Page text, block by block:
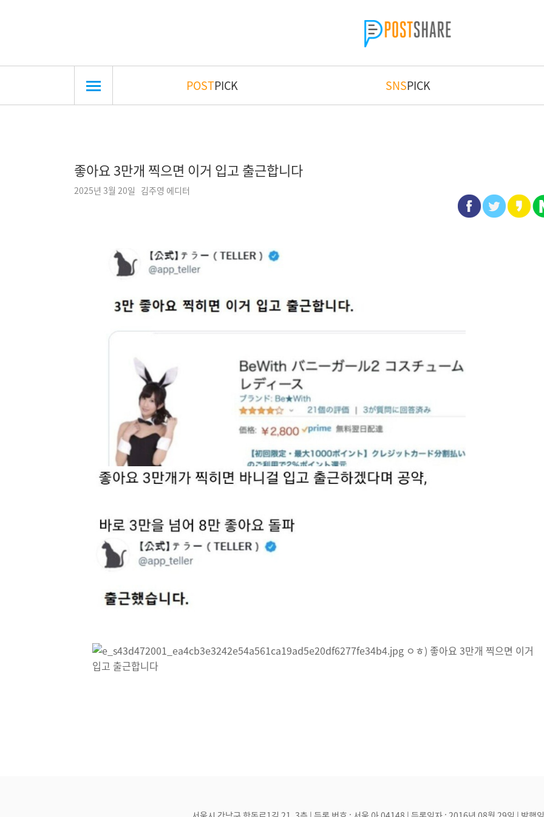
POSTPICK SNSPICK
좋아요 3만개 찍으면 이거 입고 출근합니다
2025년 3월 20일 김주영 에디터